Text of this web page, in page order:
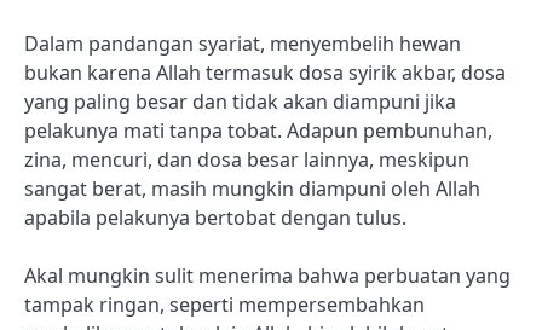
Dalam pandangan syariat, menyembelih hewan
bukan karena Allah termasuk dosa syirik akbar, dosa
yang paling besar dan tidak akan diampuni jika
pelakunya mati tanpa tobat. Adapun pembunuhan,
zina, mencuri, dan dosa besar lainnya, meskipun
sangat berat, masih mungkin diampuni oleh Allah
apabila pelakunya bertobat dengan tulus.
Akal mungkin sulit menerima bahwa perbuatan yang
tampak ringan, seperti mempersembahkan